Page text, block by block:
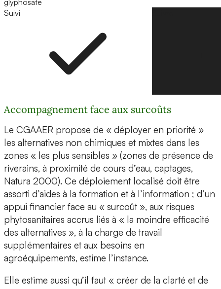
glyphosate
Suivi
Accompagnement face aux surcoûts
Le CGAAER propose de « déployer en priorité »
les alternatives non chimiques et mixtes dans les
zones « les plus sensibles » (zones de présence de
riverains, à proximité de cours d’eau, captages,
Natura 2000). Ce déploiement localisé doit être
assorti d’aides à la formation et à l’information ; d’un
appui financier face au « surcoût », aux risques
phytosanitaires accrus liés à « la moindre efficacité
des alternatives », à la charge de travail
supplémentaires et aux besoins en
agroéquipements, estime l’instance.
Elle estime aussi qu’il faut « créer de la clarté et de